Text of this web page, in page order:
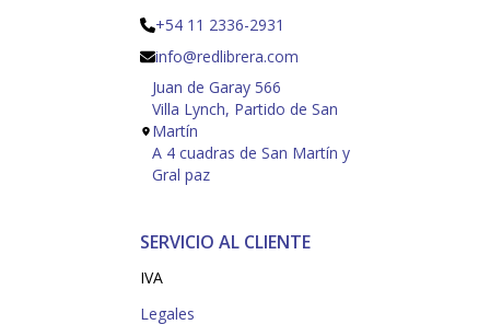
+54 11 2336-2931
info@redlibrera.com
Juan de Garay 566
Villa Lynch, Partido de San
Martín
A 4 cuadras de San Martín y
Gral paz
SERVICIO AL CLIENTE
IVA
Legales